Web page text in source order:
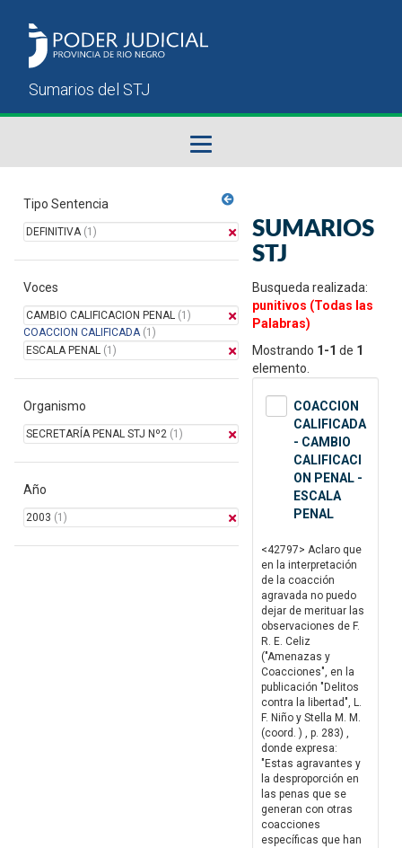
Sumarios del STJ
Manual del Usuario
Tipo Sentencia
DEFINITIVA(1)
Voces
CAMBIO CALIFICACION PENAL (1)
COACCION CALIFICADA(1)
ESCALA PENAL (1)
Organismo
SECRETARÍA PENAL STJ Nº2 (1)
Año
2003 (1)
SUMARIOS
STJ
Busqueda realizada:
punitivos (Todas las
Palabras)
Mostrando 1-1 de 1
elemento.
COACCION
CALIFICADA
- CAMBIO
CALIFICACI
ON PENAL -
ESCALA
PENAL
<42797> Aclaro que
en la interpretación
de la coacción
agravada no puedo
dejar de merituar las
observaciones de F.
R. E. Celiz
("Amenazas y
Coacciones", en la
publicación "Delitos
contra la libertad", L.
F. Niño y Stella M. M.
(coord. ) , p. 283) ,
donde expresa:
"Estas agravantes y
la desproporción en
las penas que se
generan con otras
coacciones
específicas que han